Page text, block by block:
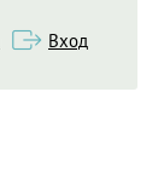
Вход